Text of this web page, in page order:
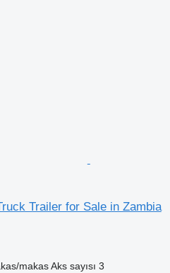
Trailer for Sale in Zambia
makas Aks sayısı 3